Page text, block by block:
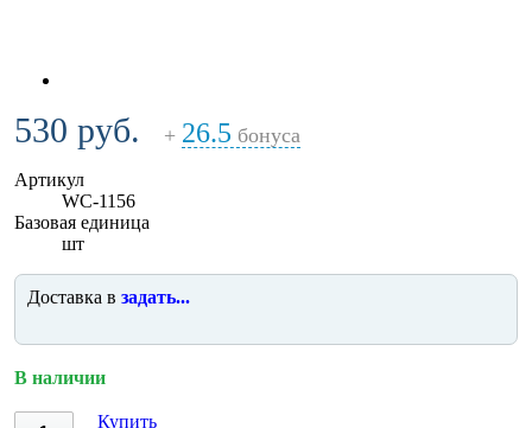
530 руб. + 26.5 бонуса
Артикул
WC-1156
Базовая единица
шт
Доставка в задать...
В наличии
Купить